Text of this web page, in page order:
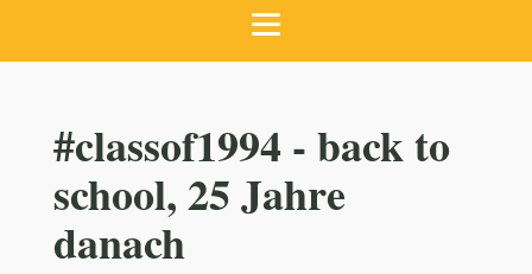
#classof1994 - back to
school, 25 Jahre
danach